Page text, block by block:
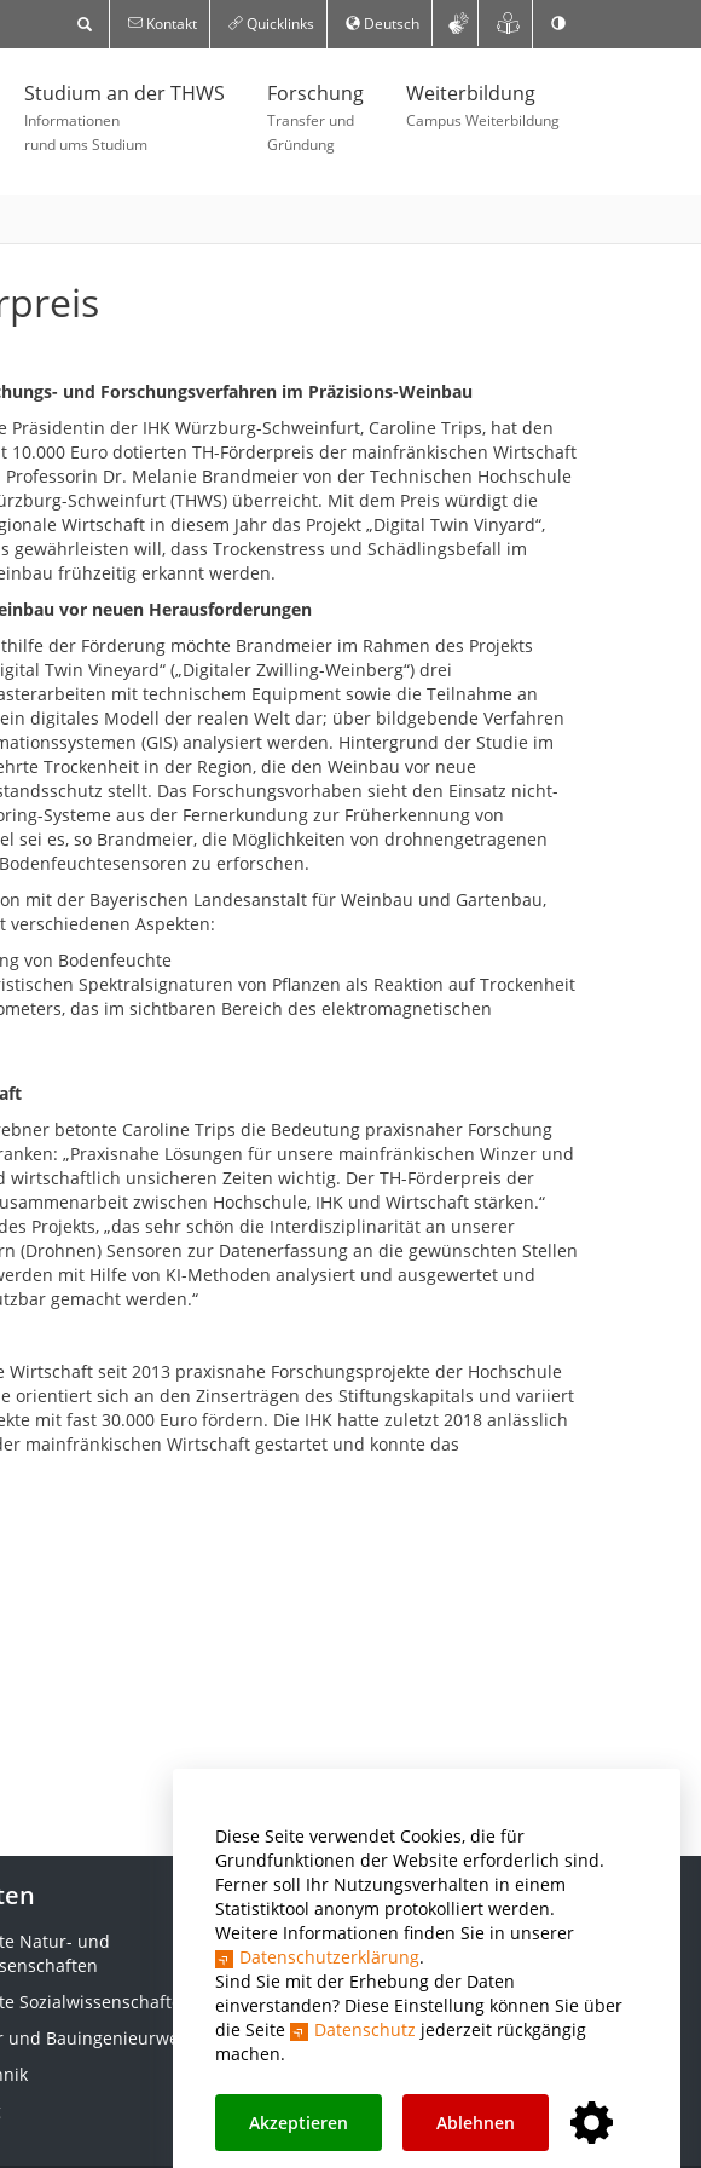
Diese Seite verwendet Cookies, die für
Grundfunktionen der Website erforderlich sind.
Ferner soll Ihr Nutzungsverhalten in einem
Statistiktool anonym protokolliert werden.
Weitere Informationen finden Sie in unserer
Datenschutzerklärung.
Sind Sie mit der Erhebung der Daten
einverstanden? Diese Einstellung können Sie über
die Seite
Datenschutz jederzeit rückgängig
machen.
Akzeptieren Ablehnen
Kontakt Quicklinks Deutsch
Studium an der THWS
Informationen
rund ums Studium
Forschung
Transfer und
Gründung
Weiterbildung
Campus Weiterbildung
und Forschungsverfahren im Präzisions-Weinbau
Präsidentin der IHK Würzburg-Schweinfurt, Caroline Trips, hat den
10.000 Euro dotierten TH-Förderpreis der mainfränkischen Wirtschaft
Professorin Dr. Melanie Brandmeier von der Technischen Hochschule
Schweinfurt (THWS) überreicht. Mit dem Preis würdigt die
Wirtschaft in diesem Jahr das Projekt „Digital Twin Vinyard“,
gewährleisten will, dass Trockenstress und Schädlingsbefall im
frühzeitig erkannt werden.
vor neuen Herausforderungen
der Förderung möchte Brandmeier im Rahmen des Projekts
Twin Vineyard“ („Digitaler Zwilling-Weinberg“) drei
mit technischem Equipment sowie die Teilnahme an
digitales Modell der realen Welt dar; über bildgebende Verfahren
(GIS) analysiert werden. Hintergrund der Studie im
Trockenheit in der Region, die den Weinbau vor neue
stellt. Das Forschungsvorhaben sieht den Einsatz nicht-
Systeme aus der Fernerkundung zur Früherkennung von
sei es, so Brandmeier, die Möglichkeiten von drohnengetragenen
zu erforschen.
mit der Bayerischen Landesanstalt für Weinbau und Gartenbau,
verschiedenen Aspekten:
von Bodenfeuchte
Spektralsignaturen von Pflanzen als Reaktion auf Trockenheit
das im sichtbaren Bereich des elektromagnetischen
betonte Caroline Trips die Bedeutung praxisnaher Forschung
„Praxisnahe Lösungen für unsere mainfränkischen Winzer und
unsicheren Zeiten wichtig. Der TH-Förderpreis der
zwischen Hochschule, IHK und Wirtschaft stärken.“
Projekts, „das sehr schön die Interdisziplinarität an unserer
(Drohnen) Sensoren zur Datenerfassung an die gewünschten Stellen
mit Hilfe von KI-Methoden analysiert und ausgewertet und
gemacht werden.“
seit 2013 praxisnahe Forschungsprojekte der Hochschule
orientiert sich an den Zinserträgen des Stiftungskapitals und variiert
mit fast 30.000 Euro fördern. Die IHK hatte zuletzt 2018 anlässlich
mainfränkischen Wirtschaft gestartet und konnte das
Natur- und
Sozialwissenschaften
Bauingenieurwesen
Informatik und Wirtschaftsinformatik
Kunststofftechnik und Vermessung
Maschinenbau
THWS Business School